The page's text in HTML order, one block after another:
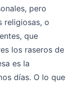
pero
religiosas, o
que
los raseros de
es la
días. O lo que